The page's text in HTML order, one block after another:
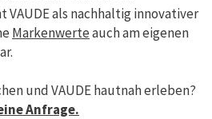
VAUDE als nachhaltig innovativer
Markenwerteauch am eigenen
und VAUDE hautnah erleben?
Anfrage.